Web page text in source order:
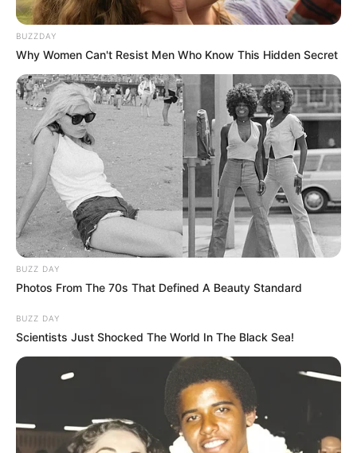
BUZZDAY
Why Women Can't Resist Men Who Know This Hidden Secret
BUZZ DAY
Photos From The 70s That Defined A Beauty Standard
BUZZ DAY
Scientists Just Shocked The World In The Black Sea!